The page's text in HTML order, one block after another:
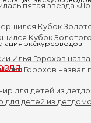
пятая звезда
Кубок
Горохов
для детей из
экскурсоводов